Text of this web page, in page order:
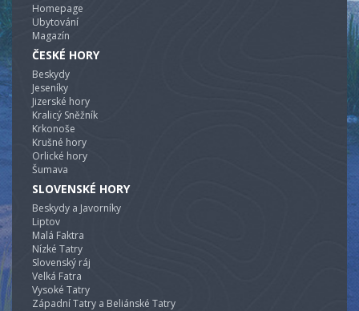
Homepage
Ubytování
Magazín
ČESKÉ HORY
Beskydy
Jeseníky
Jizerské hory
Kralicý Sněžník
Krkonoše
Krušné hory
Orlické hory
Šumava
SLOVENSKÉ HORY
Beskydy a Javorníky
Liptov
Malá Faktra
Nízké Tatry
Slovenský ráj
Velká Fatra
Vysoké Tatry
Západní Tatry a Beliánské Tatry